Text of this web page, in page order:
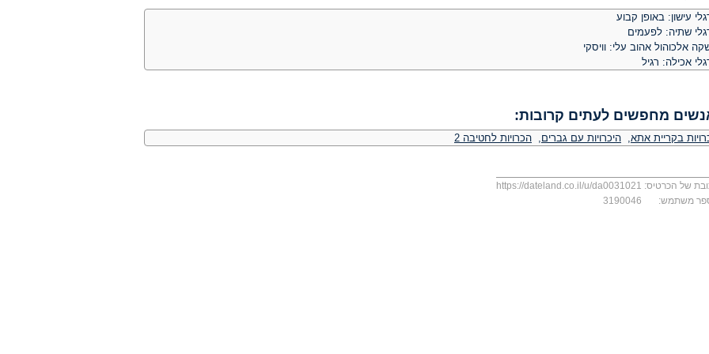
עישון: באופן קבוע
שתיה: לפעמים
אלכוהול אהוב עלי: וויסקי
אכילה: רגיל
מחפשים לעתים קרובות:
בקריית אתא, היכרויות עם גברים, הכרויות לחטיבה 2
של הכרטיס: https://dateland.co.il/u/da0031021
משתמש:
3190046